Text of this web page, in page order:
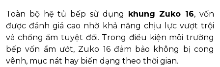
Toàn bộ hệ tủ bếp sử dụng khung Zuko 16, vốn
được đánh giá cao nhờ khả năng chịu lực vượt trội
và chống ẩm tuyệt đối. Trong điều kiện môi trường
bếp vốn ẩm ướt, Zuko 16 đảm bảo không bị cong
vênh, mục nát hay biến dạng theo thời gian.